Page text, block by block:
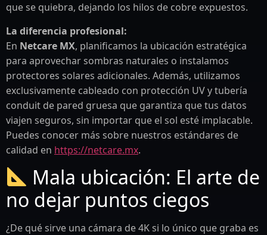
que se quiebra, dejando los hilos de cobre expuestos.
La diferencia profesional:
En Netcare MX, planificamos la ubicación estratégica
para aprovechar sombras naturales o instalamos
protectores solares adicionales. Además, utilizamos
exclusivamente cableado con protección UV y tubería
conduit de pared gruesa que garantiza que tus datos
viajen seguros, sin importar que el sol esté implacable.
Puedes conocer más sobre nuestros estándares de
calidad en https://netcare.mx.
Mala ubicación: El arte de
no dejar puntos ciegos
¿De qué sirve una cámara de 4K si lo único que graba es